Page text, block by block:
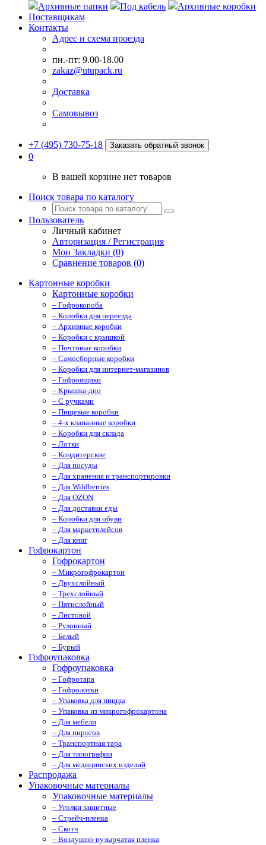
Архивные папки
Под кабель
Архивные коробки
Поставщикам
Контакты
Адрес и схема проезда
пн.-пт: 9.00-18.00
zakaz@utupack.ru
Доставка
Самовывоз
+7 (495) 730-75-18 Заказать обратный звонок
0
В вашей корзине нет товаров
Поиск товара по каталогу
Пользователь
Личный кабинет
Авторизация / Регистрация
Мои Закладки (0)
Сравнение товаров (0)
Картонные коробки
Картонные коробки
– Гофрокороба
– Коробки для переезда
– Архивные коробки
– Коробки с крышкой
– Почтовые коробки
– Самосборные коробки
– Коробки для интернет-магазинов
– Гофроящики
– Крышка-дно
– С ручками
– Пищевые коробки
– 4-х клапанные коробки
– Коробки для склада
– Лотки
– Кондитерские
– Для посуды
– Для хранения и транспортировки
– Для Wildberries
– Для OZON
– Для доставки еды
– Коробки для обуви
– Для маркетплейсов
– Для книг
Гофрокартон
Гофрокартон
– Микрогофрокартон
– Двухслойный
– Трехслойный
– Пятислойный
– Листовой
– Рулонный
– Белый
– Бурый
Гофроупаковка
Гофроупаковка
– Гофротара
– Гофролотки
– Упаковка для пиццы
– Упаковка из микрогофрокартона
– Для мебели
– Для пирогов
– Транспортная тара
– Для типографии
– Для медицинских изделий
Распродажа
Упаковочные материалы
Упаковочные материалы
– Уголки защитные
– Стрейч-пленка
– Скотч
– Воздушно-пузырчатая пленка